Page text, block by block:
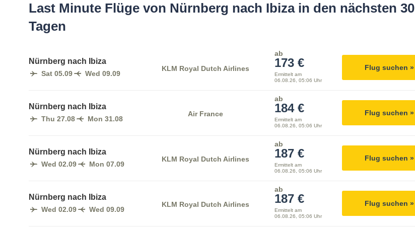
Last Minute Flüge von Nürnberg nach Ibiza in den nächsten 30
Tagen
Nürnberg nach Ibiza
Sat 05.09 Wed 09.09
KLM Royal Dutch Airlines
ab
173 €
Ermittelt am
06.08.26, 05:06 Uhr
Flug suchen »
Nürnberg nach Ibiza
Thu 27.08 Mon 31.08
Air France
ab
184 €
Ermittelt am
06.08.26, 05:06 Uhr
Flug suchen »
Nürnberg nach Ibiza
Wed 02.09 Mon 07.09
KLM Royal Dutch Airlines
ab
187 €
Ermittelt am
06.08.26, 05:06 Uhr
Flug suchen »
Nürnberg nach Ibiza
Wed 02.09 Wed 09.09
KLM Royal Dutch Airlines
ab
187 €
Ermittelt am
06.08.26, 05:06 Uhr
Flug suchen »